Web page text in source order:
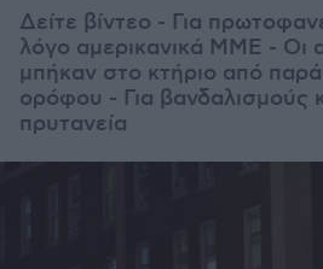
Δείτε βίντεο - Για
λόγο αμερικανικά ΜΜΕ - Οι
μπήκαν στο κτήριο από
ορόφου - Για βανδαλισμούς
πρυτανεία